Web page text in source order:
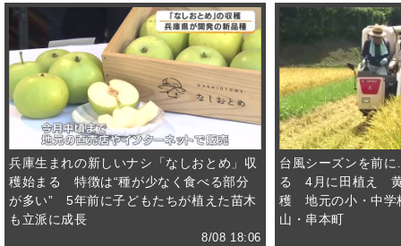
兵庫生まれの新しいナシ「なしおとめ」収
穫始まる 特徴は“種が少なく食べる部分
が多い” 5年前に子どもたちが植えた苗木
も立派に成長
8/08 18:06
台風シーズンを前
る 4月に田植え 黄
穫 地元の小・中
山・串本町